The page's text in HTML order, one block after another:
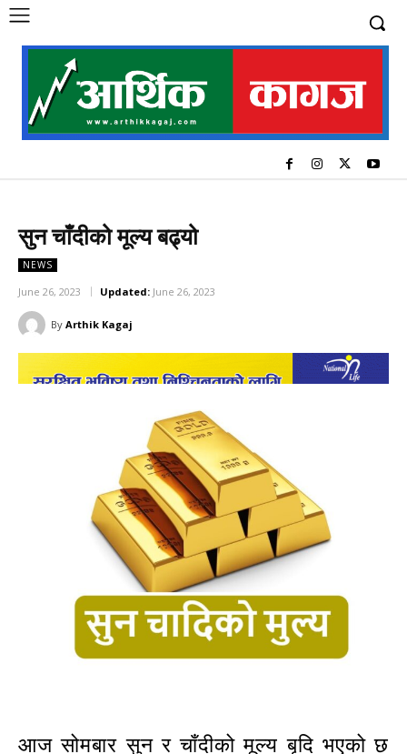
सुन चाँदीको मूल्य बढ्यो
NEWS
June 26, 2023 Updated: June 26, 2023
By Arthik Kagaj
आज सोमबार सुन र चाँदीको मूल्य बृदि भएको छ